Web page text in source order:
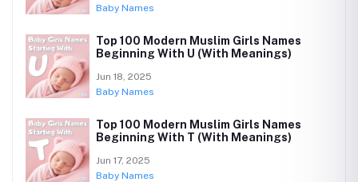
Baby Names
Top 100 Modern Muslim Girls Names
Beginning With U (With Meanings)
Jun 18, 2025
Baby Names
Top 100 Modern Muslim Girls Names
Beginning With T (With Meanings)
Jun 17, 2025
Baby Names